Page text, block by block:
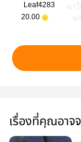
Leaf4283
20.00
มา
ท
เรื่องที่คุณอาจ